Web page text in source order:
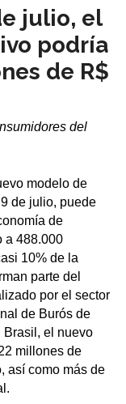
julio, el
podría
de R$
del
modelo de
de julio, puede
de
a 488.000
10% de la
parte del
por el sector
de Burós de
Brasil, el nuevo
millones de
así como más de